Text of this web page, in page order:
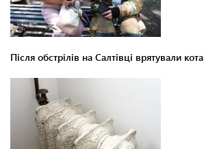
Після обстрілів на Салтівці врятували кота